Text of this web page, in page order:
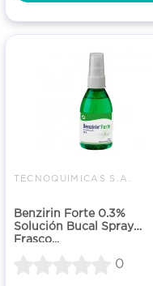
TECNOQUIMICAS S.A.
Benzirin Forte 0.3%
Solución Bucal Spray
Frasco...
0